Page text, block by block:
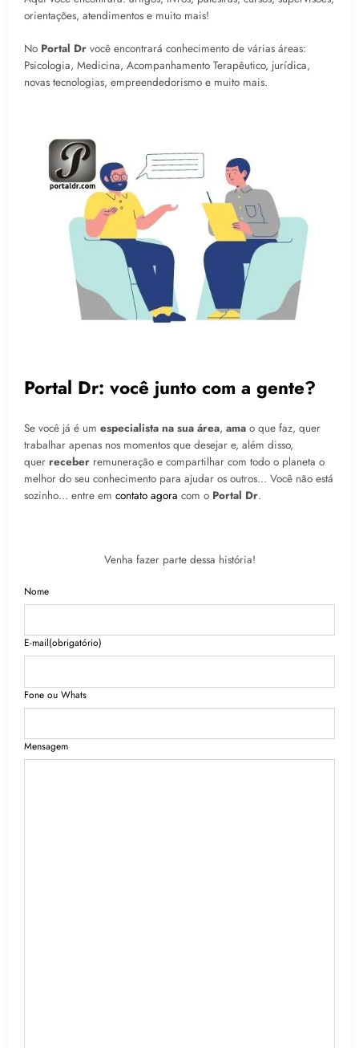
orientações, atendimentos e muito mais!
No Portal Dr você encontrará conhecimento de várias áreas:
Psicologia, Medicina, Acompanhamento Terapêutico, jurídica,
novas tecnologias, empreendedorismo e muito mais.
Portal Dr: você junto com a gente?
Se você já é um especialista na sua área, ama o que faz, quer
trabalhar apenas nos momentos que desejar e, além disso,
quer receber remuneração e compartilhar com todo o planeta o
melhor do seu conhecimento para ajudar os outros… Você não está
sozinho… entre em contato agora com o Portal Dr.
Venha fazer parte dessa história!
Nome
E-mail(obrigatório)
Fone ou Whats
Mensagem